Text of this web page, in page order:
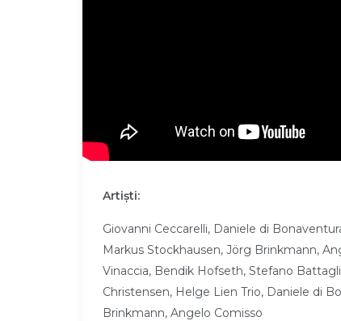
Artişti:
Giovanni Ceccarelli, Daniele di
Markus Stockhausen, Jörg Brinkmann,
Vinaccia, Bendik Hofseth, Stefano
Christensen, Helge Lien Trio, Daniele di
Brinkmann, Angelo Comisso